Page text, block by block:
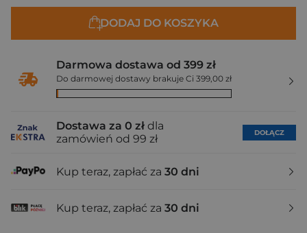
DODAJ DO KOSZYKA
Darmowa dostawa od 399 zł
Do darmowej dostawy brakuje Ci 399,00 zł
Dostawa za 0 zł dla
zamówień od 99 zł
DOŁĄCZ
Kup teraz, zapłać za 30 dni
Kup teraz, zapłać za 30 dni